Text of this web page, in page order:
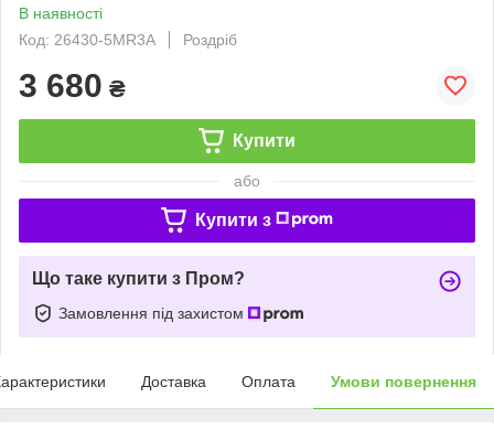
В наявності
Код: 26430-5MR3A
Роздріб
3 680 ₴
Купити
або
Купити з
Що таке купити з Пром?
Замовлення під захистом
Доставка Оплата Умови повернення